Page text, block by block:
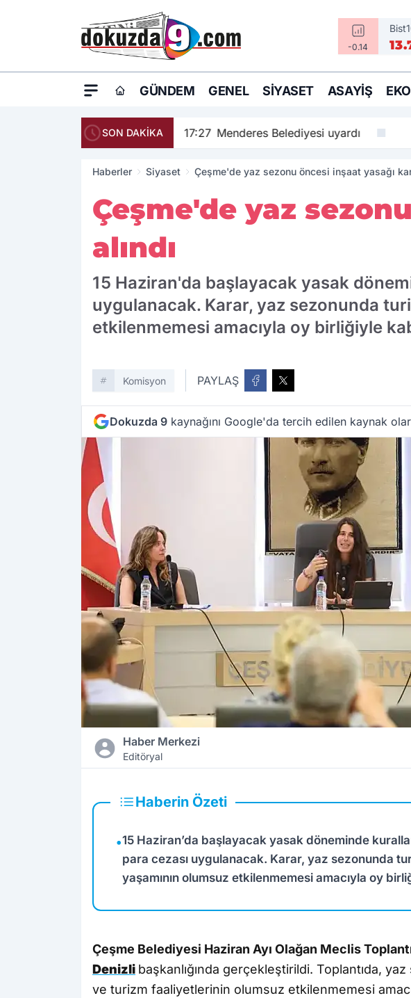
-0.14
GÜNDEM GENEL SIYASET ASAYIŞ
SON DAKİKA 17:27 Menderes Belediyesi uyardı
Haberler Siyaset Çeşme'de yaz sezonu öncesi inşaat yasağı
Çeşme'de yaz
alındı
15 Haziran'da başlayacak yasak
uygulanacak. Karar, yaz sezonunda
etkilenmemesi amacıyla oy birliğiyle
Komisyon PAYLAŞ
Dokuzda 9 kaynağını Google'da tercih edilen kaynak
Haber Merkezi
Editöryal
Haberin Özeti
•15 Haziran’da başlayacak yasak döneminde
para cezası uygulanacak. Karar, yaz sezonunda
yaşamının olumsuz etkilenmemesi amacıyla oy
Çeşme Belediyesi Haziran Ayı Olağan Meclis
Denizli başkanlığında gerçekleştirildi. Toplantıda,
ve turizm faaliyetlerinin olumsuz etkilenmemesi